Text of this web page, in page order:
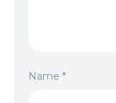
Name *